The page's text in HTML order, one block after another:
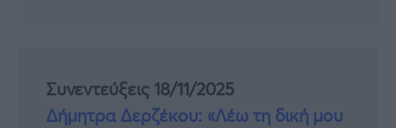
Συνεντεύξεις 18/11/2025
Δήμητρα Δερζέκου: «Λέω τη δική μου